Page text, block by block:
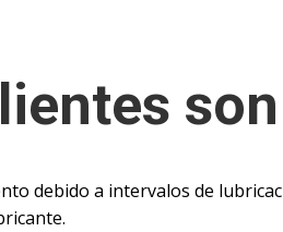
debido a intervalos de